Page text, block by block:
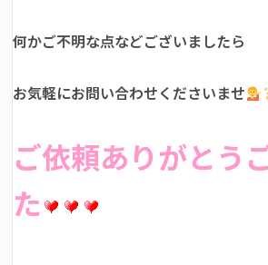
何かご不明な点などございましたら
お気軽にお問い合わせくださいませ
ご依頼ありがとう
た